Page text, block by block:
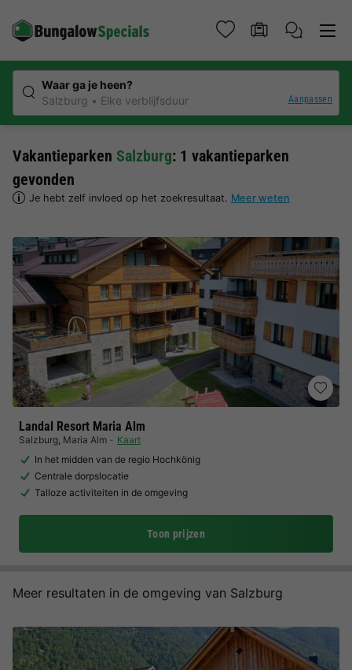
Waar ga je heen?
Salzburg
Elke verblijfsduur Aanpassen
Vakantieparken Salzburg: 1 vakantieparken
gevonden
Je hebt zelf invloed op het zoekresultaat. Meer weten
Landal Resort Maria Alm
Salzburg, Maria Alm
Kaart
In het midden van de regio Hochkönig
Centrale dorpslocatie
Talloze activiteiten in de omgeving
Toon prijzen
Meer resultaten in de omgeving van Salzburg